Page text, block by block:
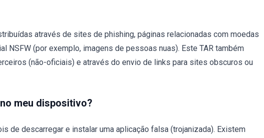
através de sites de phishing, páginas relacionadas com moedas
NSFW (por exemplo, imagens de pessoas nuas). Este TAR também
(não-oficiais) e através do envio de links para sites obscuros ou
meu dispositivo?
de descarregar e instalar uma aplicação falsa (trojanizada). Existem